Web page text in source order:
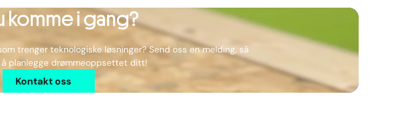
komme i gang?
trenger teknologiske løsninger? Send oss en melding, så
planlegge drømmeoppsettet ditt!
Kontakt oss